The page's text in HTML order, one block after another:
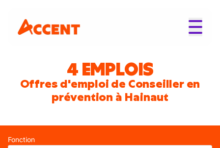
4 EMPLOIS
Offres d'emploi de Conseiller en
prévention à Hainaut
Fonction